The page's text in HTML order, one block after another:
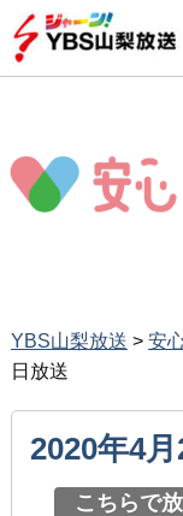
YBS山梨放送 > 安
日放送
2020年4
こちらで